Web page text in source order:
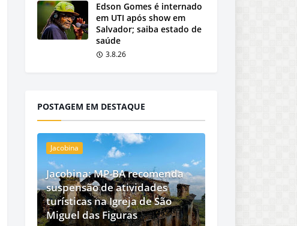
Edson Gomes é internado
em UTI após show em
Salvador; saiba estado de
saúde
3.8.26
POSTAGEM EM DESTAQUE
Jacobina
Jacobina: MP-BA recomenda
suspensão de atividades
turísticas na Igreja de São
Miguel das Figuras